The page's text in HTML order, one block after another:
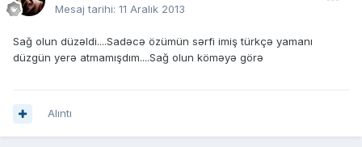
Mesaj tarihi: 11 Aralık 2013
Sağ olun düzəldi....Sadəcə özümün sərfi imiş türkçə yamanı
düzgün yerə atmamışdım....Sağ olun köməyə görə
Alıntı